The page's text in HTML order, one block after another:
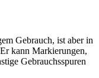
Gebrauch, ist aber in
kann Markierungen,
Gebrauchsspuren